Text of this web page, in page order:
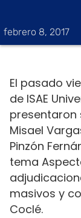
febrero 8, 2017
El pasado
de ISAE
presentaron
Misael
Pinzón
tema
masivos y
Coclé.